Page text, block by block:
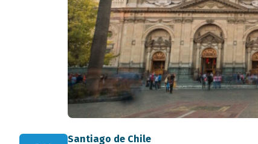
Santiago de Chile